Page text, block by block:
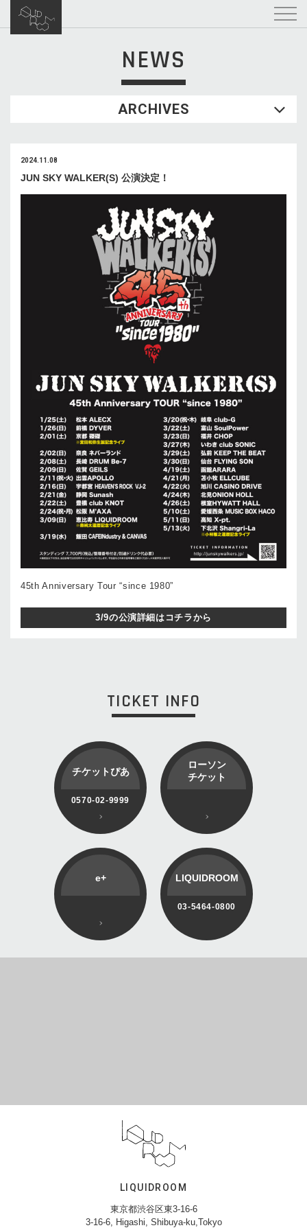
NEWS
ARCHIVES
2024.11.08
JUN SKY WALKER(S) 公演決定！
45th Anniversary Tour “since 1980”
3/9の公演詳細はコチラから
TICKET INFO
チケットぴあ
0570-02-9999
ローソン
チケット
e+ LIQUIDROOM
03-5464-0800
LIQUIDROOM
東京都渋谷区東3-16-6
3-16-6, Higashi, Shibuya-ku,Tokyo